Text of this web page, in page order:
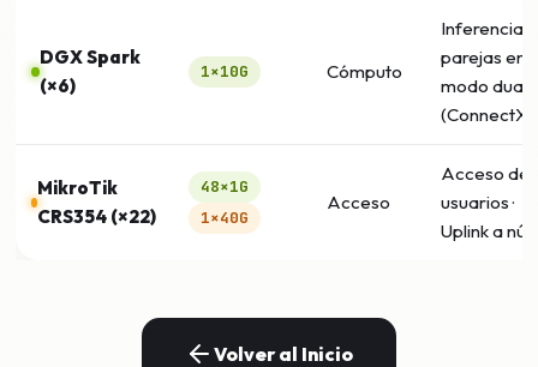
DGX Spark
(×6)
1×10G Cómputo
Inferencia ·
parejas en
modo dual
MikroTik
CRS354 (×22)
48×1G
1×40G
Acceso
Acceso de
usuarios ·
Uplink a
Volver al Inicio